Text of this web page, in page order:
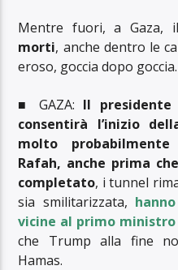
Mentre fuori, a Gaza,
morti, anche dentro le
eroso, goccia dopo goccia.
■ GAZA: Il
consentirà l’inizio
molto
Rafah, anche prima
completato, i tunnel
sia smilitarizzata,
vicine al primo
che Trump alla fine
Hamas.